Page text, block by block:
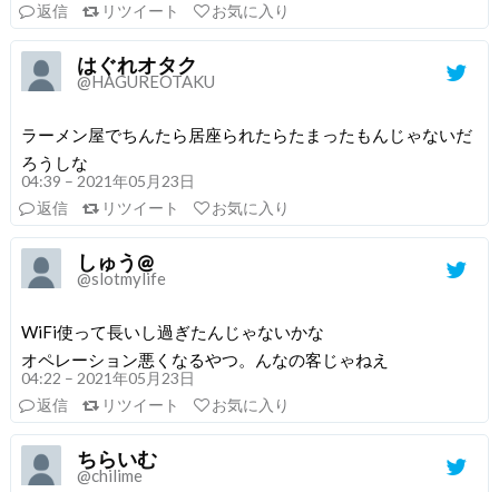
返信
リツイート お気に入り
はぐれオタク
@HAGUREOTAKU
ラーメン屋でちんたら居座られたらたまったもんじゃないだ
ろうしな
04:39 – 2021年05月23日
返信
リツイート お気に入り
しゅう@
@slotmylife
WiFi使って長いし過ぎたんじゃないかな
オペレーション悪くなるやつ。んなの客じゃねえ
04:22 – 2021年05月23日
返信
リツイート お気に入り
ちらいむ
@chilime